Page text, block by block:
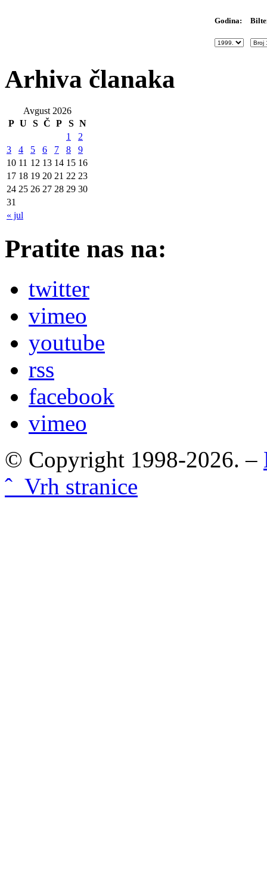
Godina:
Arhiva članaka
Avgust 2026
P U S Č P S N
« jul
1
2
3
4 5 6 7 8
9
10 11 12 13 14 15 16
17 18 19 20 21 22 23
24 25 26 27 28 29 30
31
Pratite nas na:
twitter
vimeo
youtube
rss
facebook
vimeo
© Copyright 1998-2026. –
ˆ Vrh stranice